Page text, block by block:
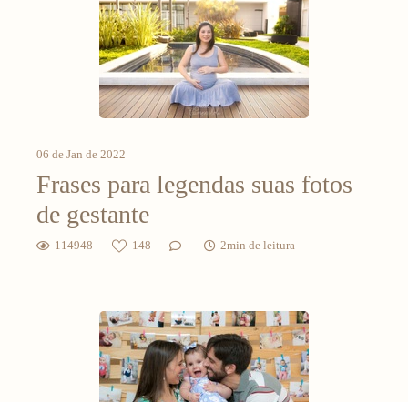
06 de Jan de 2022
Frases para legendas suas fotos
de gestante
114948 148 2min de leitura